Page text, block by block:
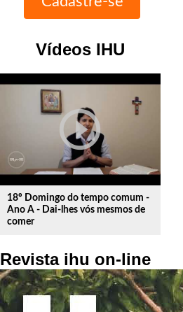
Vídeos IHU
play_circle_outline
18º Domingo do tempo comum -
Ano A - Dai-lhes vós mesmos de
comer
Revista ihu on-line